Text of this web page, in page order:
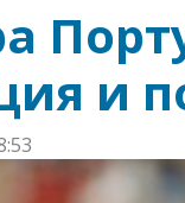
и